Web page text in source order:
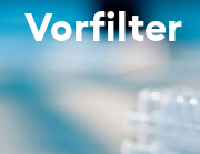
Vorfilter